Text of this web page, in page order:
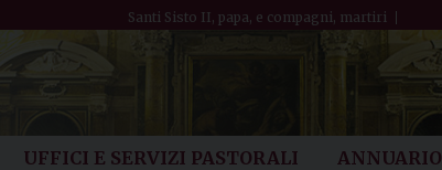
Santi Sisto II, papa, e compagni, martiri
UFFICI E SERVIZI PASTORALI ANNUARIO